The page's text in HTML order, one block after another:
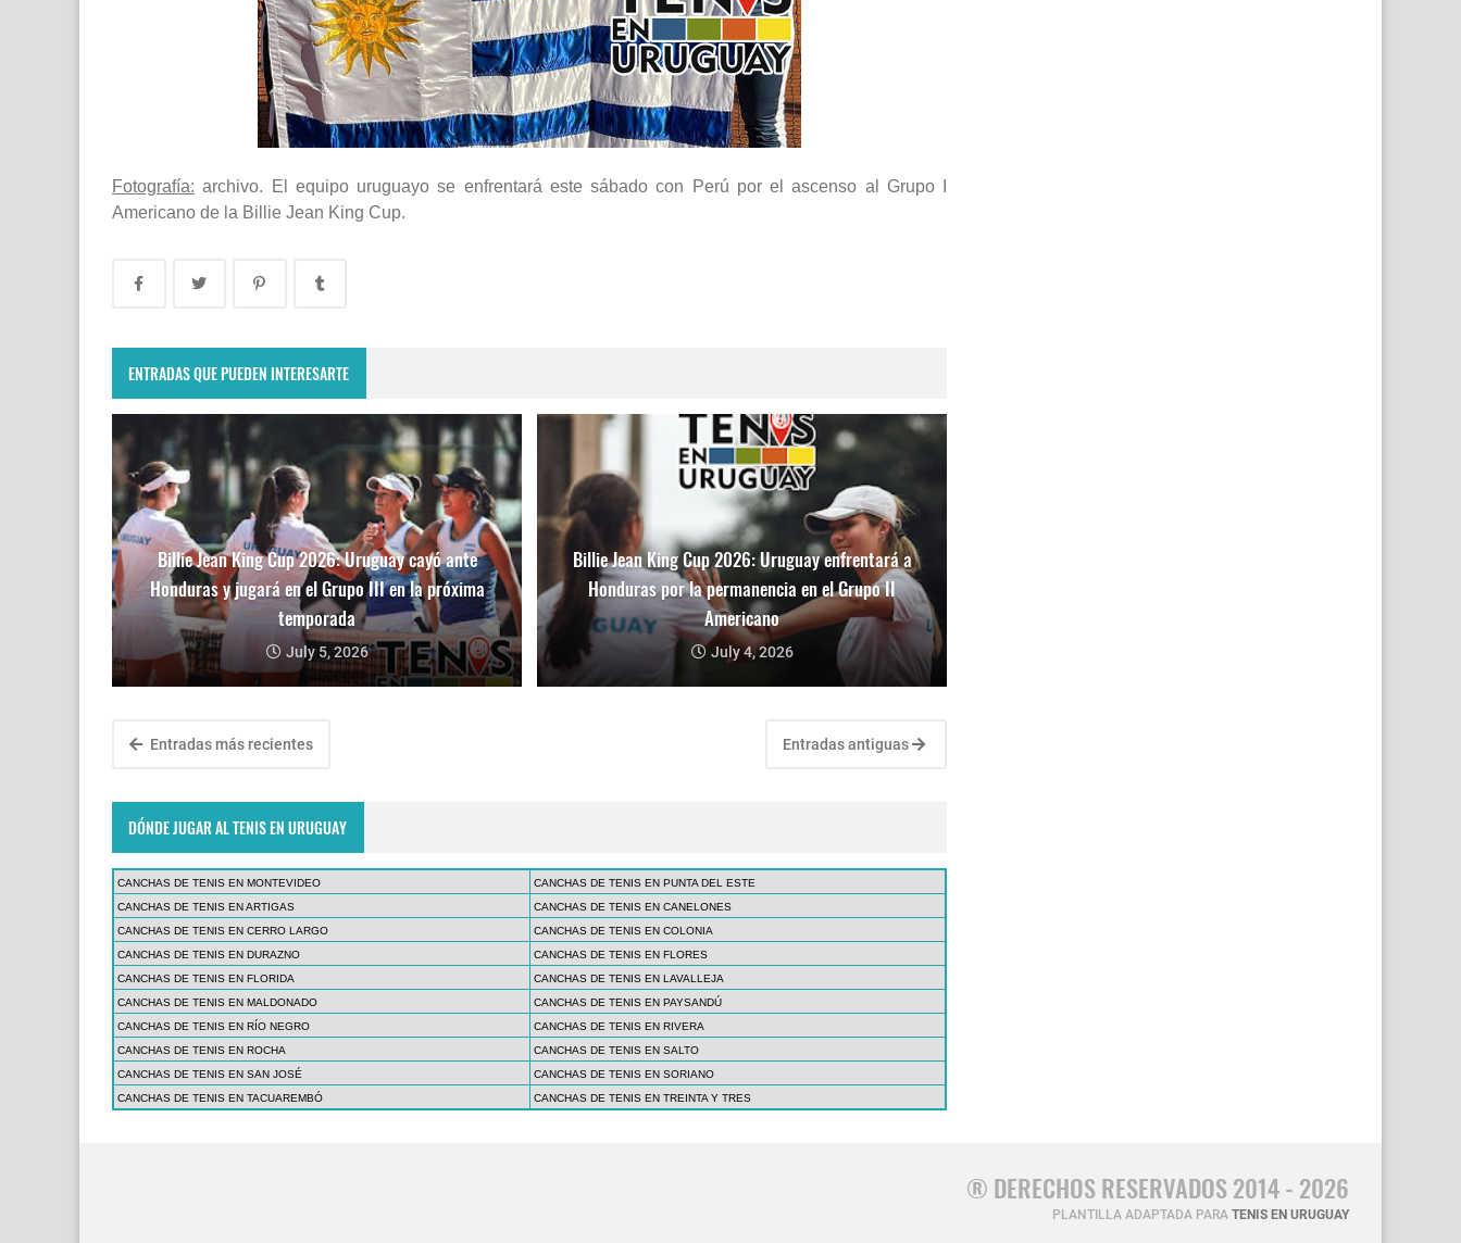
Fotografía: archivo. El equipo uruguayo se enfrentará este sábado con Perú por el ascenso al Grupo I
Americano de la Billie Jean King Cup.
ENTRADAS QUE PUEDEN INTERESARTE
Billie Jean King Cup 2026: Uruguay cayó ante
Honduras y jugará en el Grupo III en la próxima
temporada
July 5, 2026
Billie Jean King Cup 2026: Uruguay enfrentará a
Honduras por la permanencia en el Grupo II
Americano
July 4, 2026
Entradas más recientes Entradas antiguas
DÓNDE JUGAR AL TENIS EN URUGUAY
CANCHAS DE TENIS EN MONTEVIDEO
CANCHAS DE TENIS EN PUNTA DEL ESTE
CANCHAS DE TENIS EN ARTIGAS
CANCHAS DE TENIS EN CANELONES
CANCHAS DE TENIS EN CERRO LARGO
CANCHAS DE TENIS EN COLONIA
CANCHAS DE TENIS EN DURAZNO
CANCHAS DE TENIS EN FLORES
CANCHAS DE TENIS EN FLORIDA
CANCHAS DE TENIS EN LAVALLEJA
CANCHAS DE TENIS EN MALDONADO
CANCHAS DE TENIS EN PAYSANDÚ
CANCHAS DE TENIS EN RÍO NEGRO
CANCHAS DE TENIS EN RIVERA
CANCHAS DE TENIS EN ROCHA
CANCHAS DE TENIS EN SALTO
CANCHAS DE TENIS EN SAN JOSÉ
CANCHAS DE TENIS EN SORIANO
CANCHAS DE TENIS EN TACUAREMBÓ
CANCHAS DE TENIS EN TREINTA Y TRES
® DERECHOS RESERVADOS 2014 - 2026
PLANTILLA ADAPTADA PARA TENIS EN URUGUAY